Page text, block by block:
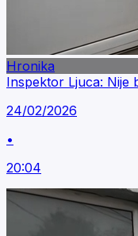
Hronika
Inspektor Ljuca: Nije
24/02/2026
•
20:04